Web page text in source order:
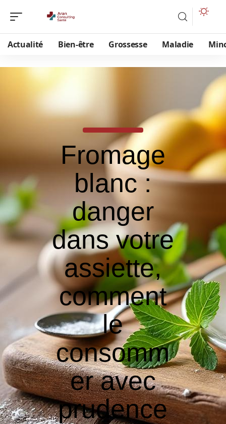
Actualité Bien-être Grossesse Maladie
Fromage
blanc :
danger
dans votre
assiette,
comment
le
consomm
er avec
prudence